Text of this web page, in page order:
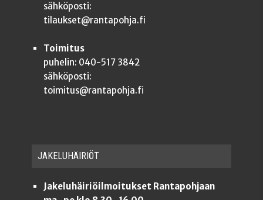
sähköposti:
tilaukset@rantapohja.fi
Toimitus
puhelin: 040-517 3842
sähköposti:
toimitus@rantapohja.fi
JAKE­LU­HÄI­RIÖT
Jakeluhäiriöilmoitukset Rantapohjaan